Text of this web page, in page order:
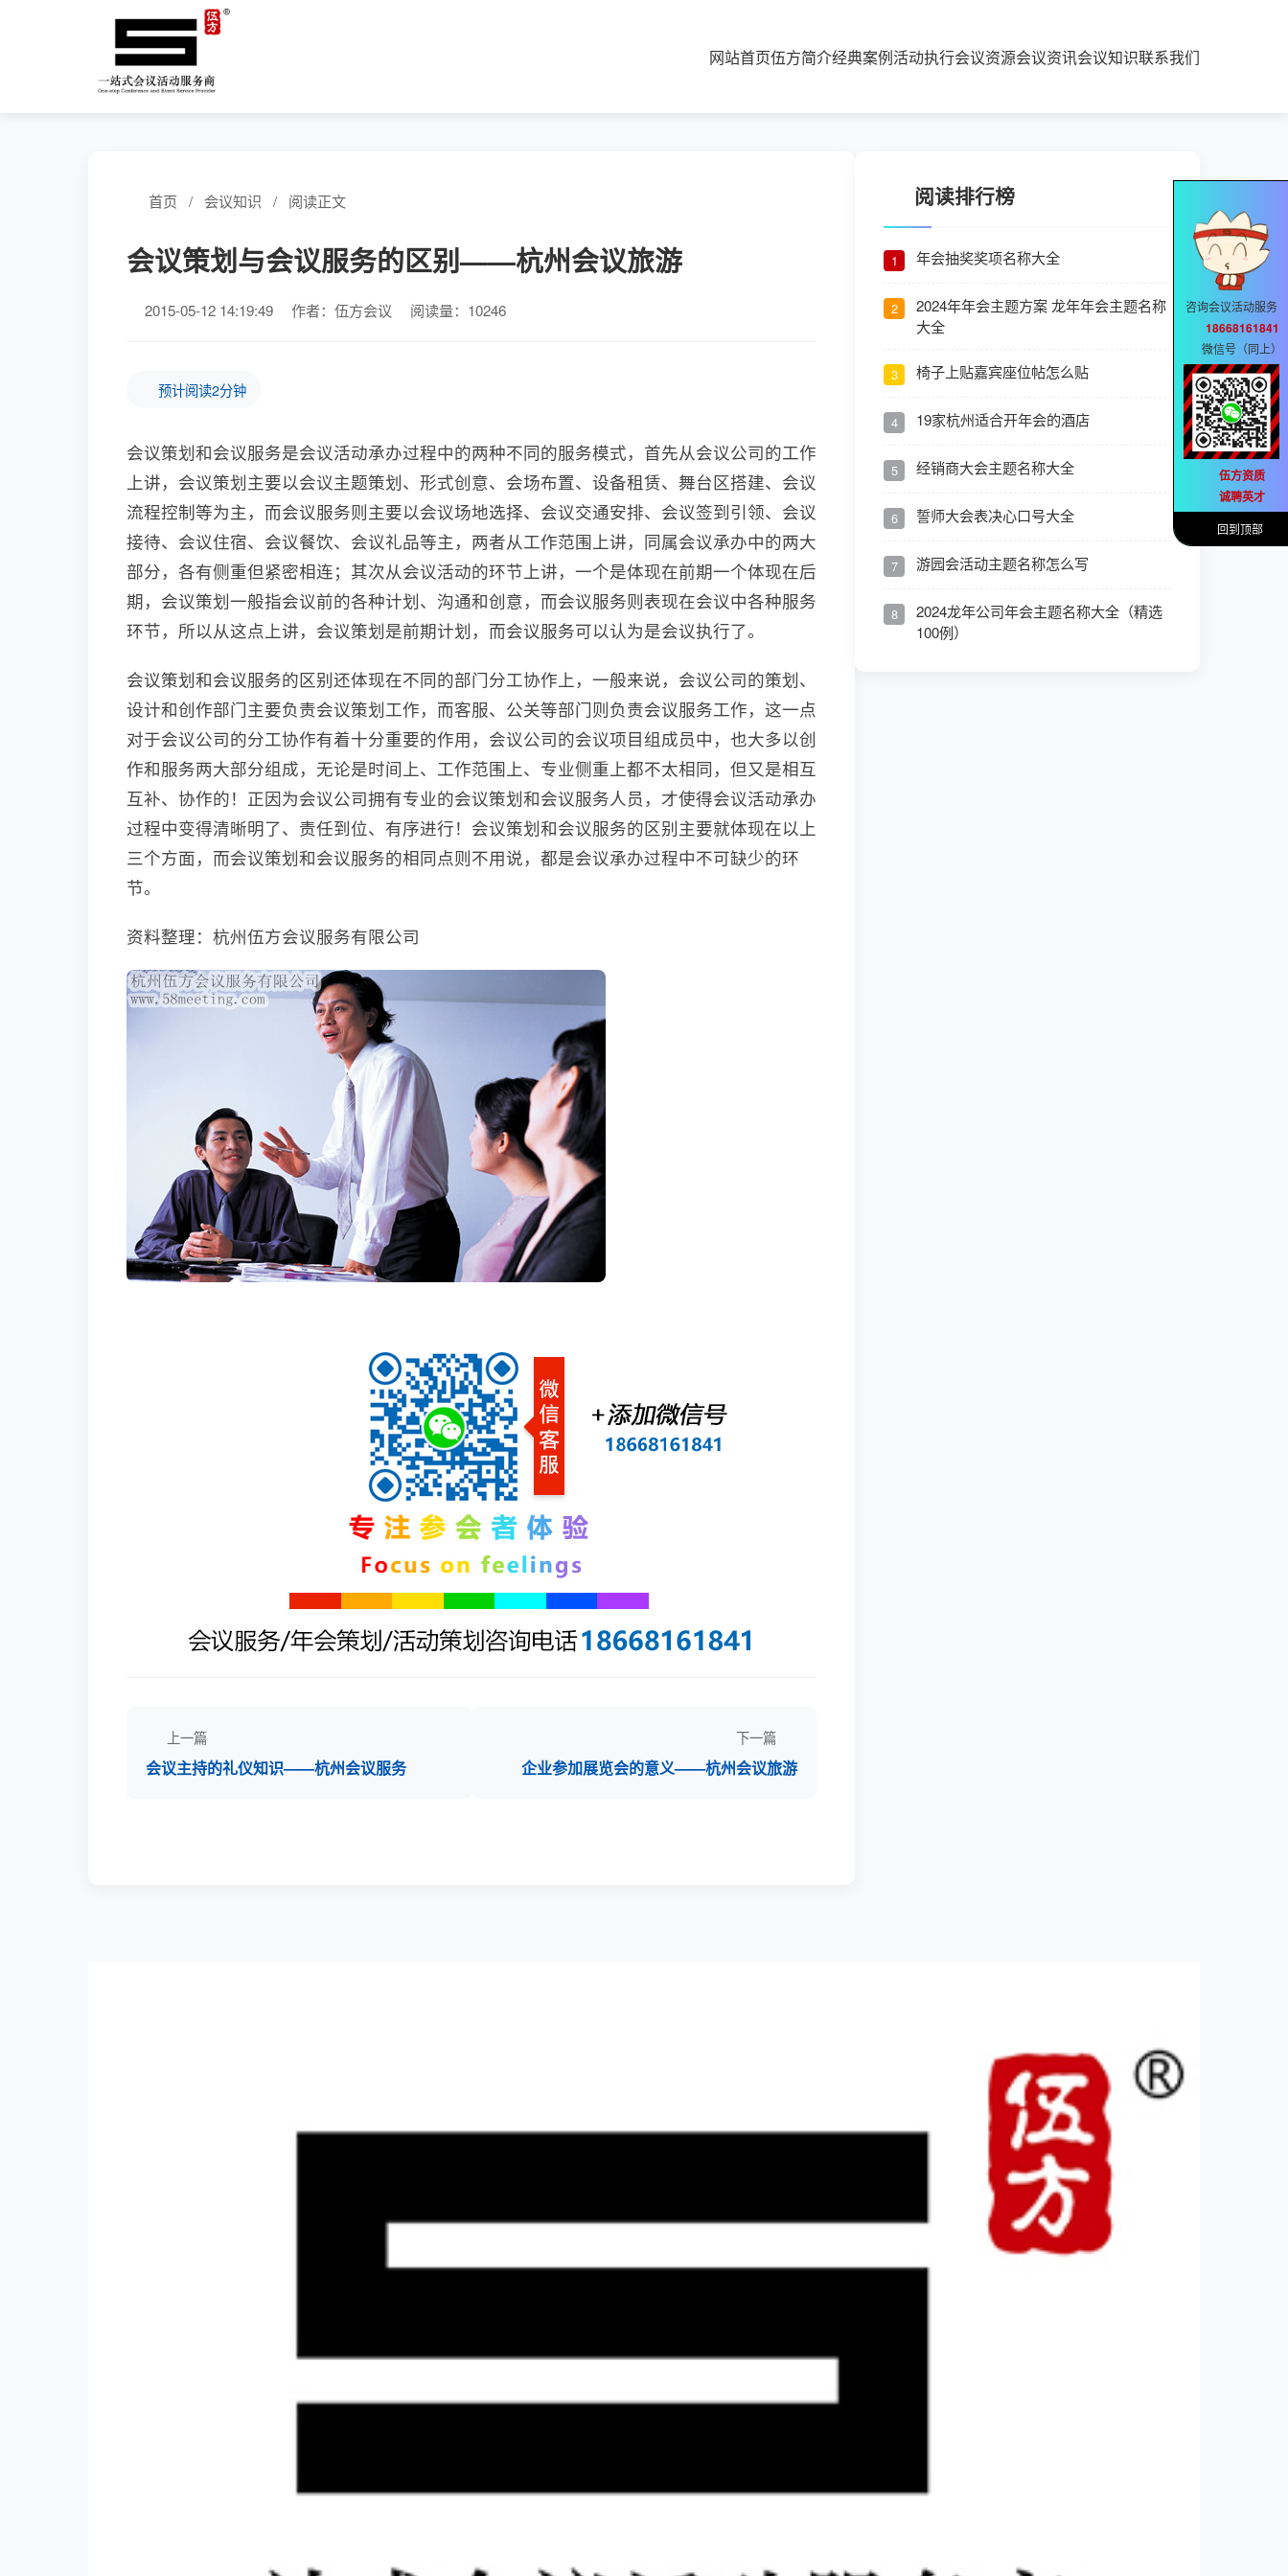
网站首页伍方简介经典案例活动执行会议资源会议资讯会议知识联系我们
首页 / 会议知识 / 阅读正文
会议策划与会议服务的区别——杭州会议旅游
2015-05-12 14:19:49 作者：伍方会议 阅读量：10246
预计阅读2分钟
会议策划和会议服务是会议活动承办过程中的两种不同的服务模式，首先从会议公司的工作
上讲，会议策划主要以会议主题策划、形式创意、会场布置、设备租赁、舞台区搭建、会议
流程控制等为主，而会议服务则主要以会议场地选择、会议交通安排、会议签到引领、会议
接待、会议住宿、会议餐饮、会议礼品等主，两者从工作范围上讲，同属会议承办中的两大
部分，各有侧重但紧密相连；其次从会议活动的环节上讲，一个是体现在前期一个体现在后
期，会议策划一般指会议前的各种计划、沟通和创意，而会议服务则表现在会议中各种服务
环节，所以从这点上讲，会议策划是前期计划，而会议服务可以认为是会议执行了。
会议策划和会议服务的区别还体现在不同的部门分工协作上，一般来说，会议公司的策划、
设计和创作部门主要负责会议策划工作，而客服、公关等部门则负责会议服务工作，这一点
对于会议公司的分工协作有着十分重要的作用，会议公司的会议项目组成员中，也大多以创
作和服务两大部分组成，无论是时间上、工作范围上、专业侧重上都不太相同，但又是相互
互补、协作的！正因为会议公司拥有专业的会议策划和会议服务人员，才使得会议活动承办
过程中变得清晰明了、责任到位、有序进行！会议策划和会议服务的区别主要就体现在以上
三个方面，而会议策划和会议服务的相同点则不用说，都是会议承办过程中不可缺少的环
节。
资料整理：杭州伍方会议服务有限公司
上一篇
会议主持的礼仪知识——杭州会议服务
下一篇
企业参加展览会的意义——杭州会议旅游
阅读排行榜
1 年会抽奖奖项名称大全
2
2024年年会主题方案 龙年年会主题名称
大全
3 椅子上贴嘉宾座位帖怎么贴
4 19家杭州适合开年会的酒店
5 经销商大会主题名称大全
6 誓师大会表决心口号大全
7 游园会活动主题名称怎么写
8
2024龙年公司年会主题名称大全（精选
100例）
咨询会议活动服务
18668161841
微信号（同上）
伍方资质
诚聘英才
回到顶部